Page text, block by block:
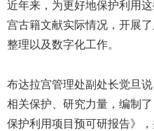
近年来，为更好地保护利用
宫古籍文献实际情况，开展
整理以及数字化工作。
布达拉宫管理处副处长觉旦
相关保护、研究力量，编制
保护利用项目预可研报告》